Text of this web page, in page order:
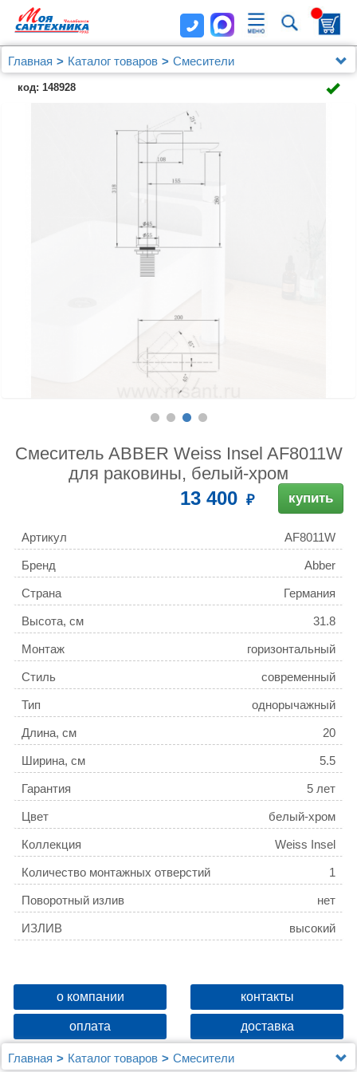
Главная Каталог товаров
Смесители
Смеситель ABBER Weiss Insel AF8011W для
раковины, белый-хром
код: 148928
Смеситель ABBER Weiss Insel AF8011W
для раковины, белый-хром
13 400 купить
Артикул AF8011W
Бренд Abber
Страна Германия
Высота, см 31.8
Монтаж
горизонтальный
(стандартный)
Стиль
современный
Тип однорычажный
Длина, см 20
Ширина, см 5.5
Гарантия 5 лет
Цвет белый-хром
Коллекция Weiss Insel
Количество монтажных отверстий 1
Поворотный излив нет
ИЗЛИВ высокий
о компании контакты
оплата доставка
Главная Каталог товаров
Смесители